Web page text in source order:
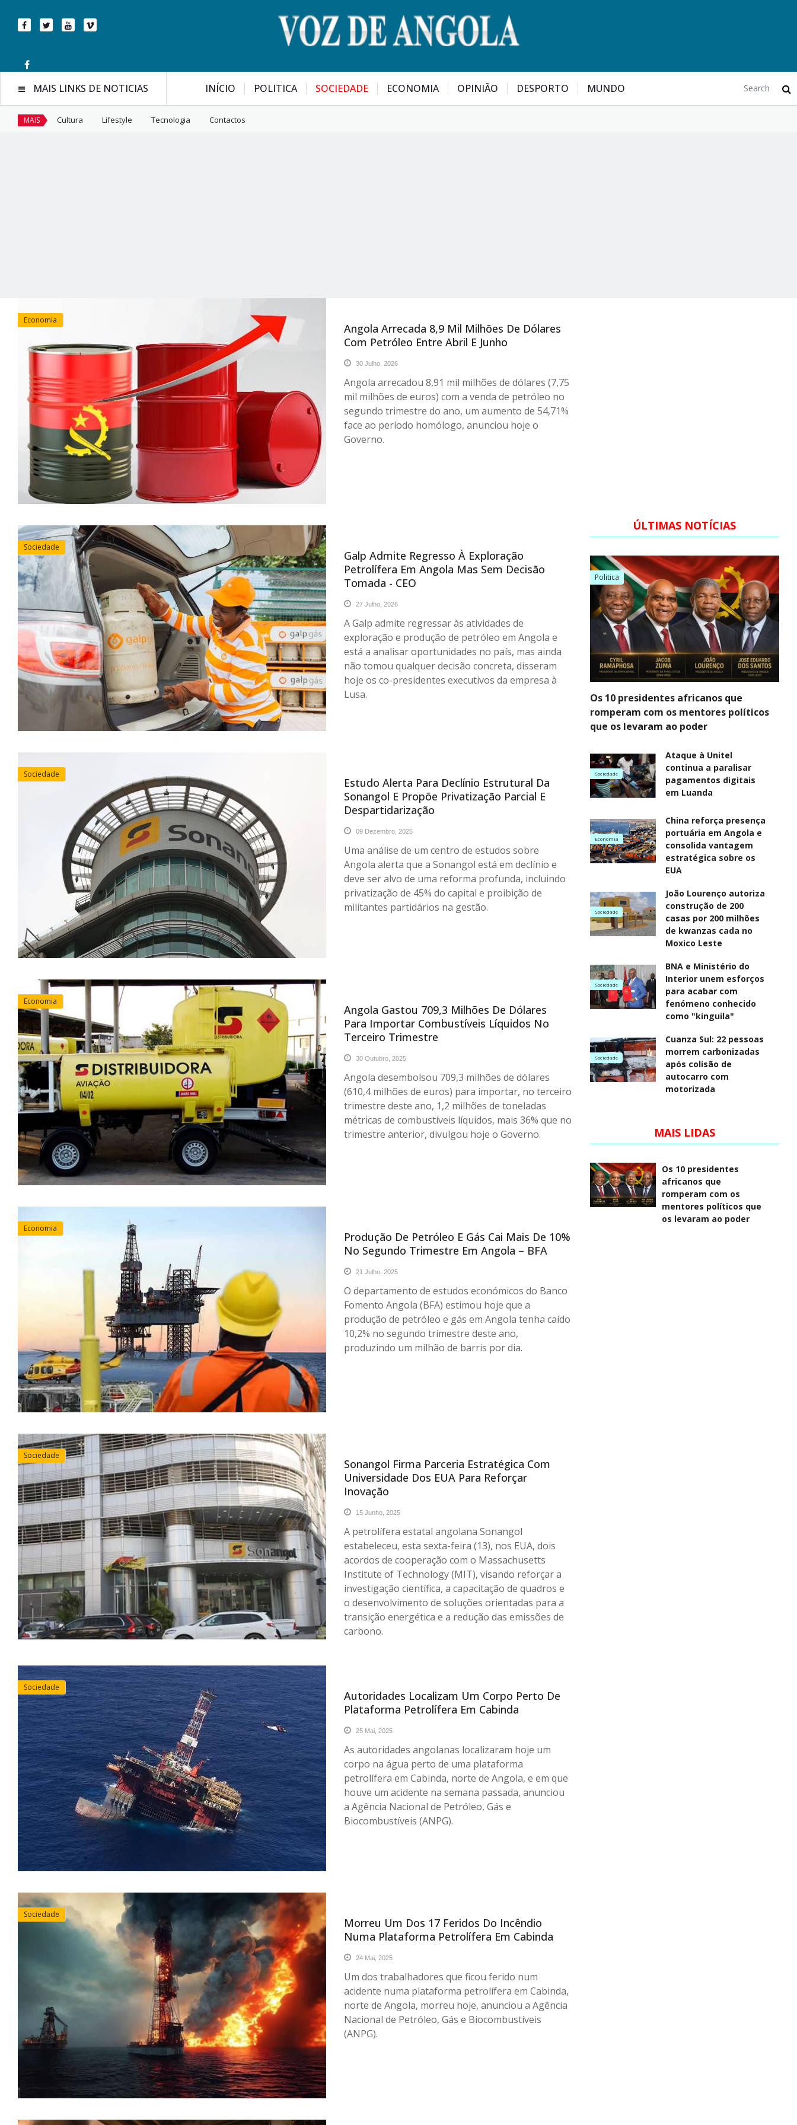
INÍCIO POLITICA SOCIEDADE ECONOMIA OPINIÃO DESPORTO MUNDO
MAIS LINKS DE NOTICIAS
MAIS Cultura Lifestyle Tecnologia Contactos
Economia
Angola Arrecada 8,9 Mil Milhões De Dólares
Com Petróleo Entre Abril E Junho
30 Julho, 2026
Angola arrecadou 8,91 mil milhões de dólares (7,75
mil milhões de euros) com a venda de petróleo no
segundo trimestre do ano, um aumento de 54,71%
face ao período homólogo, anunciou hoje o
Governo.
Sociedade
Galp Admite Regresso À Exploração
Petrolífera Em Angola Mas Sem Decisão
Tomada - CEO
27 Julho, 2026
A Galp admite regressar às atividades de
exploração e produção de petróleo em Angola e
está a analisar oportunidades no país, mas ainda
não tomou qualquer decisão concreta, disseram
hoje os co-presidentes executivos da empresa à
Lusa.
Sociedade
Estudo Alerta Para Declínio Estrutural Da
Sonangol E Propõe Privatização Parcial E
Despartidarização
09 Dezembro, 2025
Uma análise de um centro de estudos sobre
Angola alerta que a Sonangol está em declínio e
deve ser alvo de uma reforma profunda, incluindo
privatização de 45% do capital e proibição de
militantes partidários na gestão.
Economia
Angola Gastou 709,3 Milhões De Dólares
Para Importar Combustíveis Líquidos No
Terceiro Trimestre
30 Outubro, 2025
Angola desembolsou 709,3 milhões de dólares
(610,4 milhões de euros) para importar, no terceiro
trimestre deste ano, 1,2 milhões de toneladas
métricas de combustíveis líquidos, mais 36% que no
trimestre anterior, divulgou hoje o Governo.
Economia
Produção De Petróleo E Gás Cai Mais De 10%
No Segundo Trimestre Em Angola – BFA
21 Julho, 2025
O departamento de estudos económicos do Banco
Fomento Angola (BFA) estimou hoje que a
produção de petróleo e gás em Angola tenha caído
10,2% no segundo trimestre deste ano,
produzindo um milhão de barris por dia.
Sociedade
Sonangol Firma Parceria Estratégica Com
Universidade Dos EUA Para Reforçar
Inovação
15 Junho, 2025
A petrolífera estatal angolana Sonangol
estabeleceu, esta sexta-feira (13), nos EUA, dois
acordos de cooperação com o Massachusetts
Institute of Technology (MIT), visando reforçar a
investigação científica, a capacitação de quadros e
o desenvolvimento de soluções orientadas para a
transição energética e a redução das emissões de
carbono.
Sociedade
Autoridades Localizam Um Corpo Perto De
Plataforma Petrolífera Em Cabinda
25 Mai, 2025
As autoridades angolanas localizaram hoje um
corpo na água perto de uma plataforma
petrolífera em Cabinda, norte de Angola, e em que
houve um acidente na semana passada, anunciou
a Agência Nacional de Petróleo, Gás e
Biocombustíveis (ANPG).
Sociedade
Morreu Um Dos 17 Feridos Do Incêndio
Numa Plataforma Petrolífera Em Cabinda
24 Mai, 2025
Um dos trabalhadores que ficou ferido num
acidente numa plataforma petrolífera em Cabinda,
norte de Angola, morreu hoje, anunciou a Agência
Nacional de Petróleo, Gás e Biocombustíveis
(ANPG).
ÚLTIMAS NOTÍCIAS
Politica
Os 10 presidentes africanos que
romperam com os mentores políticos
que os levaram ao poder
Sociedade
Ataque à Unitel
continua a paralisar
pagamentos digitais
em Luanda
Economia
China reforça presença
portuária em Angola e
consolida vantagem
estratégica sobre os
EUA
Sociedade
João Lourenço autoriza
construção de 200
casas por 200 milhões
de kwanzas cada no
Moxico Leste
Sociedade
BNA e Ministério do
Interior unem esforços
para acabar com
fenómeno conhecido
como "kinguila"
Sociedade
Cuanza Sul: 22 pessoas
morrem carbonizadas
após colisão de
autocarro com
motorizada
MAIS LIDAS
Os 10 presidentes
africanos que
romperam com os
mentores políticos que
os levaram ao poder